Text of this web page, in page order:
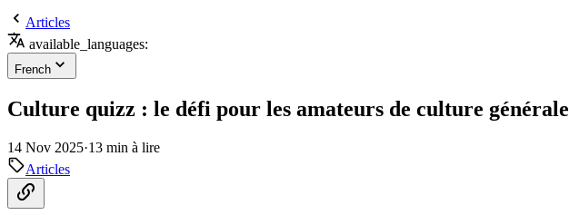
Articles
available_languages:
French
Culture quizz : le défi pour les amateurs de culture générale
14 Nov 2025·13 min à lire
Articles